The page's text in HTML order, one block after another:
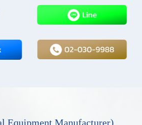
Equipment Manufacturer)